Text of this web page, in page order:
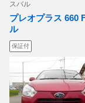
スバル
プレオプラス
ル
保証付